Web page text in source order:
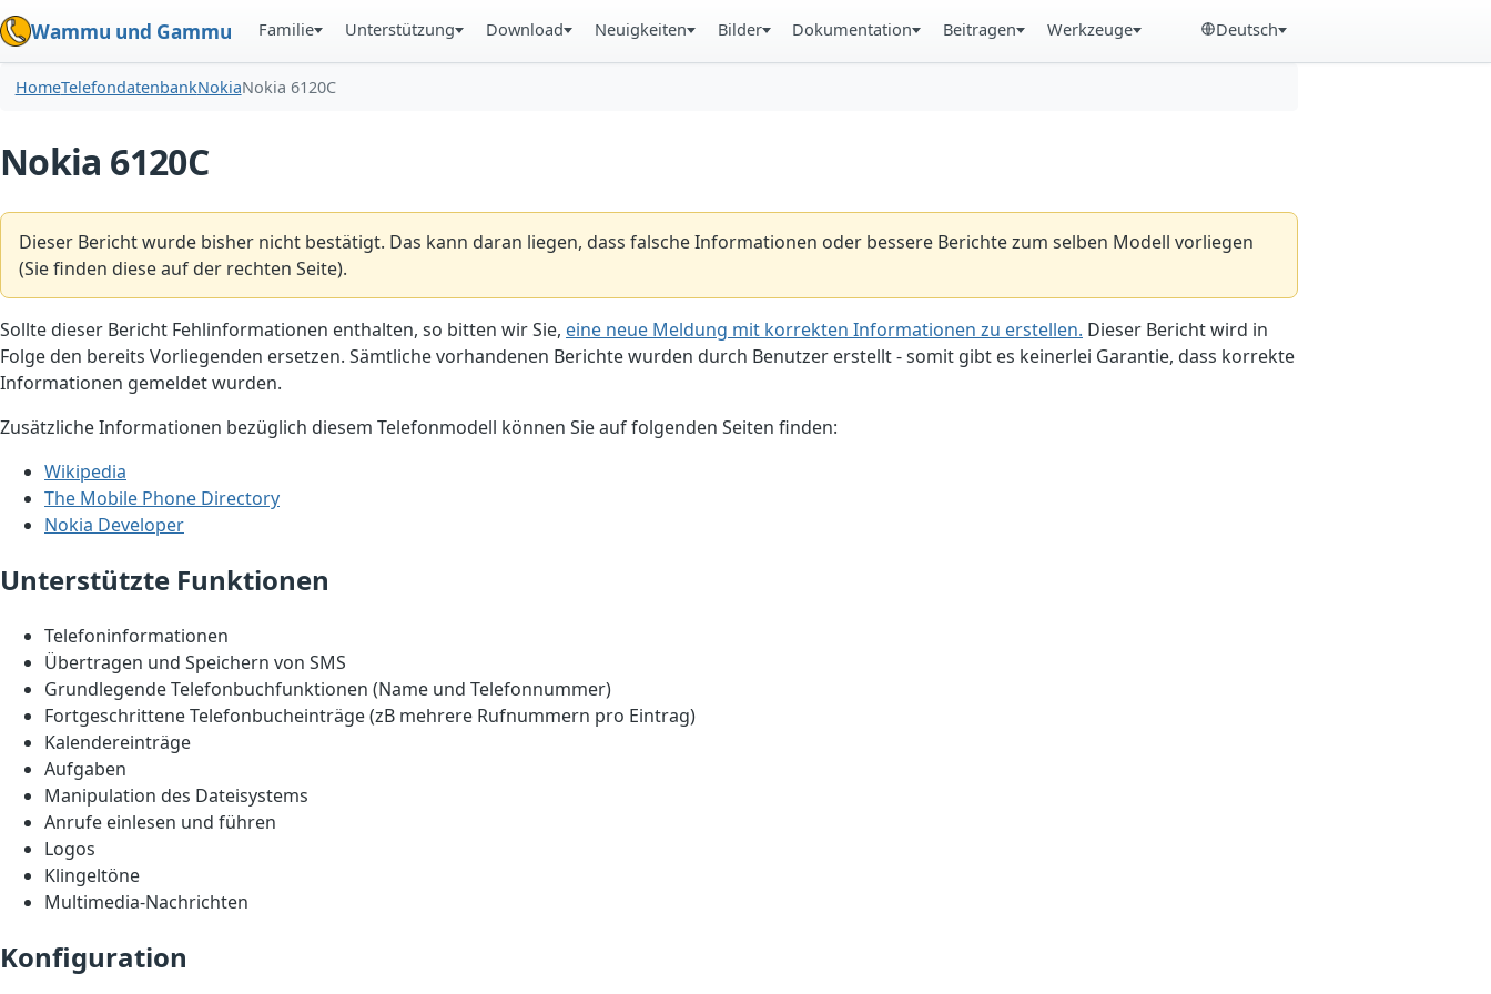
Wammu und Gammu Familie Unterstützung Download Neuigkeiten Bilder Dokumentation Beitragen Werkzeuge Deutsch
HomeTelefondatenbankNokiaNokia 6120C
Nokia 6120C
Dieser Bericht wurde bisher nicht bestätigt. Das kann daran liegen, dass falsche Informationen oder bessere Berichte zum selben Modell vorliegen
(Sie finden diese auf der rechten Seite).
Sollte dieser Bericht Fehlinformationen enthalten, so bitten wir Sie, eine neue Meldung mit korrekten Informationen zu erstellen. Dieser Bericht wird in
Folge den bereits Vorliegenden ersetzen. Sämtliche vorhandenen Berichte wurden durch Benutzer erstellt - somit gibt es keinerlei Garantie, dass korrekte
Informationen gemeldet wurden.
Zusätzliche Informationen bezüglich diesem Telefonmodell können Sie auf folgenden Seiten finden:
Wikipedia
The Mobile Phone Directory
Nokia Developer
Unterstützte Funktionen
Telefoninformationen
Übertragen und Speichern von SMS
Grundlegende Telefonbuchfunktionen (Name und Telefonnummer)
Fortgeschrittene Telefonbucheinträge (zB mehrere Rufnummern pro Eintrag)
Kalendereinträge
Aufgaben
Manipulation des Dateisystems
Anrufe einlesen und führen
Logos
Klingeltöne
Multimedia-Nachrichten
Konfiguration